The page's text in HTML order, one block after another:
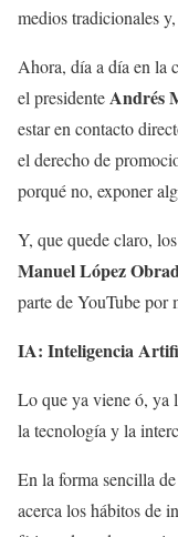
medios tradicionales
Ahora, día a día en la
el presidenteAndrés
estar en contacto
el derecho de
porqué no, exponer
Y, que quede claro,
Manuel López
parte de YouTube por
IA: Inteligencia
Lo que ya viene ó, ya
la tecnología y la
En la forma sencilla
acerca los hábitos de